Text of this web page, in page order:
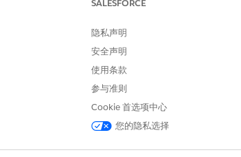
从应用程序启动程序中，查找并选择
客户搜索首选项
要允许在区域外搜索机构医生客户，请在搜索区域外记录
要允许从客户搜索页面搜索机构医生客户，请在“其他搜
SALESFORCE
隐私声明
安全声明
使用条款
参与准则
Cookie 首选项中心
您的隐私选择